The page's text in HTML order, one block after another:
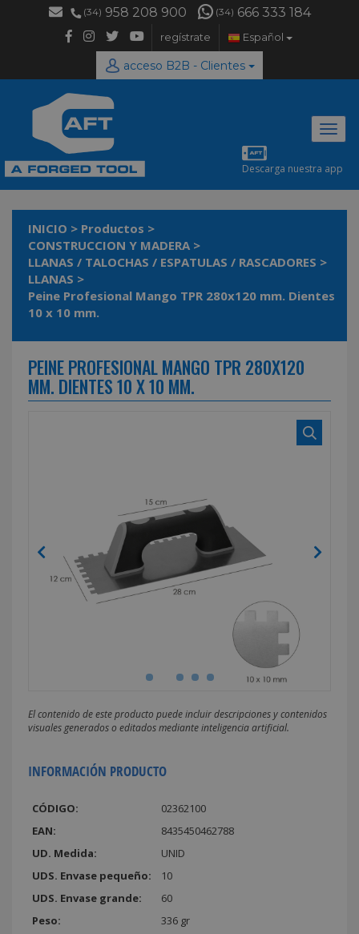
(34) 958 208 900 (34) 666 333 184
regístrate Español
acceso B2B - Clientes
Descarga nuestra app
INICIO > Productos >
CONSTRUCCION Y MADERA >
LLANAS / TALOCHAS / ESPATULAS / RASCADORES >
LLANAS >
Peine Profesional Mango TPR 280x120 mm. Dientes
10 x 10 mm.
PEINE PROFESIONAL MANGO TPR 280X120
MM. DIENTES 10 X 10 MM.
El contenido de este producto puede incluir descripciones y contenidos
visuales generados o editados mediante inteligencia artificial.
INFORMACIÓN PRODUCTO
CÓDIGO:
02362100
EAN:
8435450462788
UD. Medida:
UNID
UDS. Envase pequeño:
10
UDS. Envase grande:
60
Peso:
336 gr